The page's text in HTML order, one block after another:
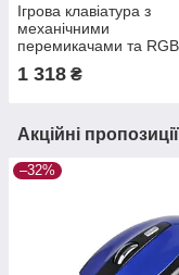
Ігрова клавіатура з
механічними
перемикачами та RGB
Hunter Pro K511
1 318 ₴
Акційні
–32%